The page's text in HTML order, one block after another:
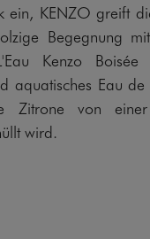
ein, KENZO greift
Begegnung
Kenzo Boisée
aquatisches Eau
Zitrone von
wird.